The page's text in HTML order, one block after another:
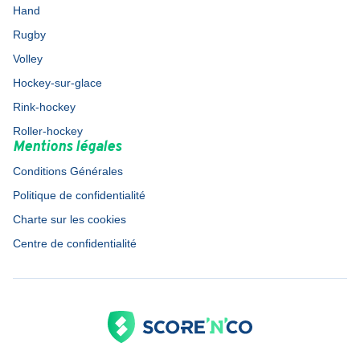
Hand
Rugby
Volley
Hockey-sur-glace
Rink-hockey
Roller-hockey
Mentions légales
Conditions Générales
Politique de confidentialité
Charte sur les cookies
Centre de confidentialité